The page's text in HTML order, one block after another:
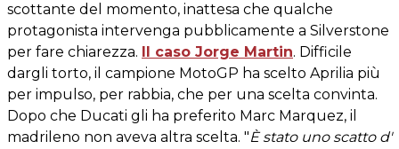
scottante del momento, inattesa che qualche
protagonista intervenga pubblicamente a Silverstone
per fare chiarezza. Il caso Jorge Martin. Difficile
dargli torto, il campione MotoGP ha scelto Aprilia più
per impulso, per rabbia, che per una scelta convinta.
Dopo che Ducati gli ha preferito Marc Marquez, il
madrileno non aveva altra scelta. "È stato uno scatto d'